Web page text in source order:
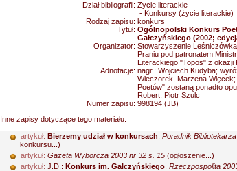
Dział bibliografii: Życie literackie
- Konkursy (życie literackie)
Rodzaj zapisu: konkurs
Tytuł: Ogólnopolski Konkurs
Gałczyńskiego (2002;
Organizator: Stowarzyszenie
Praniu pod patronatem
Literackiego "Topos" z okazji
Adnotacje: nagr.: Wojciech Kudyba;
Wieczorek, Marzena
Poetów" zostaną ponadto
Robert, Piotr Szulc
Numer zapisu: 998194 (JB)
Inne zapisy dotyczące tego materiału:
artykuł: Bierzemy udział w konkursach Poradnik
konkursu...)
artykuł: Gazeta Wyborcza 2003 nr 32 s. 15 (ogłoszenie...)
artykuł: J.D.: Konkurs im. Gałczyńskiego Rzeczpospolita